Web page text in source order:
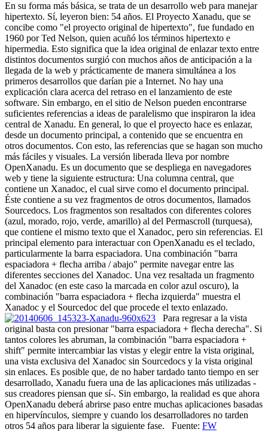
En su forma más básica, se trata de un desarrollo web para manejar
hipertexto. Sí, leyeron bien: 54 años. El Proyecto Xanadu, que se
concibe como "el proyecto original de hipertexto", fue fundado en
1960 por Ted Nelson, quien acuñó los términos hipertexto e
hipermedia. Esto significa que la idea original de enlazar texto entre
distintos documentos surgió con muchos años de anticipación a la
llegada de la web y prácticamente de manera simultánea a los
primeros desarrollos que darían pie a Internet. No hay una
explicación clara acerca del retraso en el lanzamiento de este
software. Sin embargo, en el sitio de Nelson pueden encontrarse
suficientes referencias a ideas de paralelismo que inspiraron la idea
central de Xanadu. En general, lo que el proyecto hace es enlazar,
desde un documento principal, a contenido que se encuentra en
otros documentos. Con esto, las referencias que se hagan son mucho
más fáciles y visuales. La versión liberada lleva por nombre
OpenXanadu. Es un documento que se despliega en navegadores
web y tiene la siguiente estructura: Una columna central, que
contiene un Xanadoc, el cual sirve como el documento principal.
Éste contiene a su vez fragmentos de otros documentos, llamados
Sourcedocs. Los fragmentos son resaltados con diferentes colores
(azul, morado, rojo, verde, amarillo) al del Permascroll (turquesa),
que contiene el mismo texto que el Xanadoc, pero sin referencias. El
principal elemento para interactuar con OpenXanadu es el teclado,
particularmente la barra espaciadora. Una combinación "barra
espaciadora + flecha arriba / abajo" permite navegar entre las
diferentes secciones del Xanadoc. Una vez resaltada un fragmento
del Xanadoc (en este caso la marcada en color azul oscuro), la
combinación "barra espaciadora + flecha izquierda" muestra el
Xanadoc y el Sourcedoc del que procede el texto enlazado.
Para regresar a la vista
original basta con presionar "barra espaciadora + flecha derecha". Si
tantos colores les abruman, la combinación "barra espaciadora +
shift" permite intercambiar las vistas y elegir entre la vista original,
una vista exclusiva del Xanadoc sin Sourcedocs y la vista original
sin enlaces. Es posible que, de no haber tardado tanto tiempo en ser
desarrollado, Xanadu fuera una de las aplicaciones más utilizadas -
sus creadores piensan que sí-. Sin embargo, la realidad es que ahora
OpenXanadu deberá abrirse paso entre muchas aplicaciones basadas
en hipervínculos, siempre y cuando los desarrolladores no tarden
otros 54 años para liberar la siguiente fase. Fuente: FW